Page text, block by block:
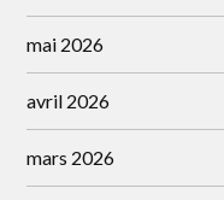
mai 2026
avril 2026
mars 2026